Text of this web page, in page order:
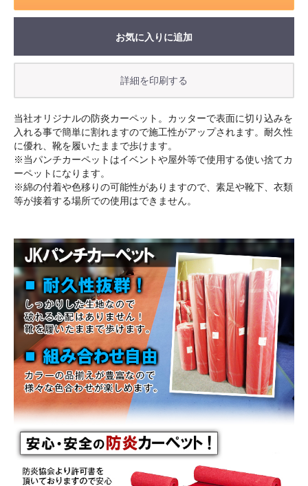
お気に入りに追加
当社オリジナルの防炎カーペット。カッターで表面に切り込みを
入れる事で簡単に割れますので施工性がアップされます。耐久性
に優れ、靴を履いたままで歩けます。
※当パンチカーペットはイベントや屋外等で使用する使い捨てカ
ーペットになります。
※綿の付着や色移りの可能性がありますので、素足や靴下、衣類
等が接着する場所での使用はできません。